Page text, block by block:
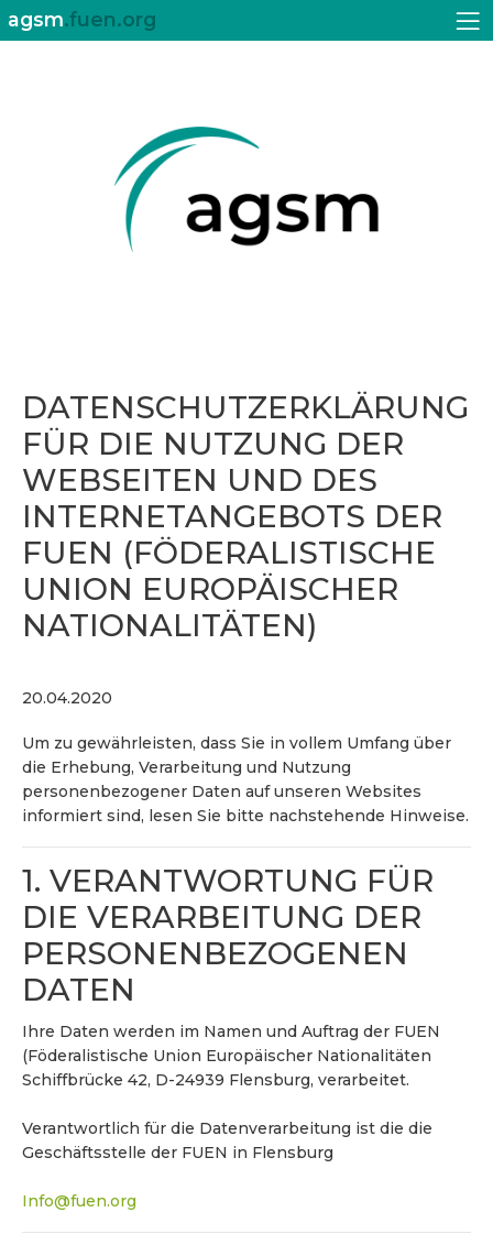
agsm.fuen.org
DATENSCHUTZERKLÄRUNG
FÜR DIE NUTZUNG DER
WEBSEITEN UND DES
INTERNETANGEBOTS DER
FUEN (FÖDERALISTISCHE
UNION EUROPÄISCHER
NATIONALITÄTEN)
20.04.2020
Um zu gewährleisten, dass Sie in vollem Umfang über
die Erhebung, Verarbeitung und Nutzung
personenbezogener Daten auf unseren Websites
informiert sind, lesen Sie bitte nachstehende Hinweise.
1. VERANTWORTUNG FÜR
DIE VERARBEITUNG DER
PERSONENBEZOGENEN
DATEN
Ihre Daten werden im Namen und Auftrag der FUEN
(Föderalistische Union Europäischer Nationalitäten
Schiffbrücke 42, D-24939 Flensburg, verarbeitet.
Verantwortlich für die Datenverarbeitung ist die die
Geschäftsstelle der FUEN in Flensburg
Info@fuen.org